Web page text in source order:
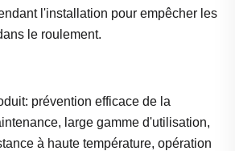
l'installation pour empêcher les
le roulement.
prévention efficace de la
large gamme d'utilisation,
à haute température, opération